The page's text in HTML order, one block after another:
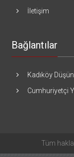
İletişim
Bağlantılar
Kadıköy
Cumhuriyetçi
Tüm